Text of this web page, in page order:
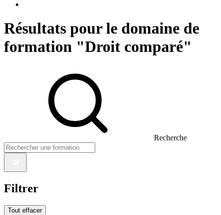
Résultats pour le domaine de
formation "Droit comparé"
Recherche
Filtrer
Tout effacer